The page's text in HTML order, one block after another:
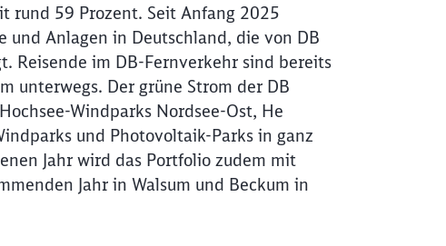
rund 59 Prozent. Seit Anfang 2025
Anlagen in Deutschland, die von DB
Reisende im DB-Fernverkehr sind bereits
unterwegs. Der grüne Strom der DB
Windparks Nordsee-Ost, He
und Photovoltaik-Parks in ganz
Jahr wird das Portfolio zudem mit
Jahr in Walsum und Beckum in